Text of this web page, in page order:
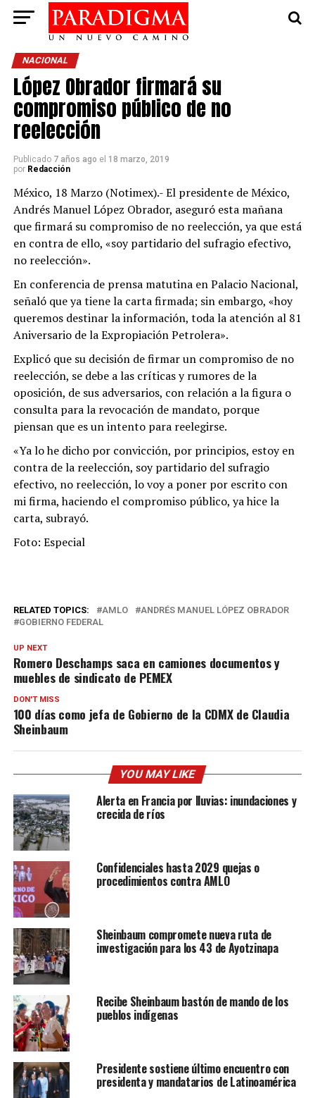
NACIONAL
López Obrador firmará su
compromiso público de no
reelección
Publicado 7 años ago el 18 marzo, 2019
por Redacción
México, 18 Marzo (Notimex).- El presidente de México,
Andrés Manuel López Obrador, aseguró esta mañana
que firmará su compromiso de no reelección, ya que está
en contra de ello, «soy partidario del sufragio efectivo,
no reelección».
En conferencia de prensa matutina en Palacio Nacional,
señaló que ya tiene la carta firmada; sin embargo, «hoy
queremos destinar la información, toda la atención al 81
Aniversario de la Expropiación Petrolera».
Explicó que su decisión de firmar un compromiso de no
reelección, se debe a las críticas y rumores de la
oposición, de sus adversarios, con relación a la figura o
consulta para la revocación de mandato, porque
piensan que es un intento para reelegirse.
«Ya lo he dicho por convicción, por principios, estoy en
contra de la reelección, soy partidario del sufragio
efectivo, no reelección, lo voy a poner por escrito con
mi firma, haciendo el compromiso público, ya hice la
carta, subrayó.
Foto: Especial
RELATED TOPICS: AMLO
ANDRÉS MANUEL LÓPEZ OBRADOR
GOBIERNO FEDERAL
UP NEXT
Romero Deschamps saca en camiones documentos y
muebles de sindicato de PEMEX
DON'T MISS
100 días como jefa de Gobierno de la CDMX de Claudia
Sheinbaum
YOU MAY LIKE
Alerta en Francia por lluvias: inundaciones y
crecida de ríos
Confidenciales hasta 2029 quejas o
procedimientos contra AMLO
Sheinbaum compromete nueva ruta de
investigación para los 43 de Ayotzinapa
Recibe Sheinbaum bastón de mando de los
pueblos indígenas
Presidente sostiene último encuentro con
presidenta y mandatarios de Latinoamérica